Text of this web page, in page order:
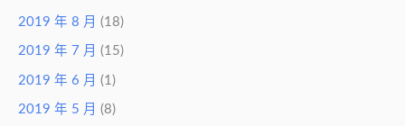
2019 年 8 月 (18)
2019 年 7 月 (15)
2019 年 6 月 (1)
2019 年 5 月 (8)